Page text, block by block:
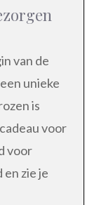
van de
unieke
is
voor
voor
zie je